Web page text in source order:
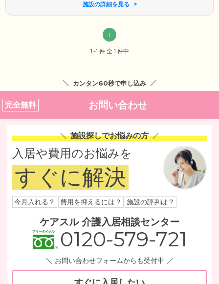
施設の詳細を見る
1
1~1 件 全 1 件中
カンタン60秒で申し込み
完全無料 お問い合わせ
施設探しでお悩みの方
入居や費用のお悩みを
すぐに解決
今月入れる？ 費用を抑えるには？ 施設の評判は？
ケアスル 介護入居相談センター
0120-579-721
お問い合わせフォームからも受付中